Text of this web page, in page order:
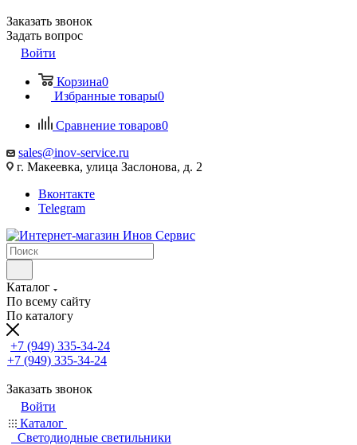
Заказать звонок
Задать вопрос
Войти
Корзина0
Избранные товары0
Сравнение товаров0
sales@inov-service.ru
г. Макеевка, улица Заслонова, д. 2
Вконтакте
Telegram
Каталог
По всему сайту
По каталогу
+7 (949) 335-34-24
+7 (949) 335-34-24
Заказать звонок
Войти
Каталог
Светодиодные светильники